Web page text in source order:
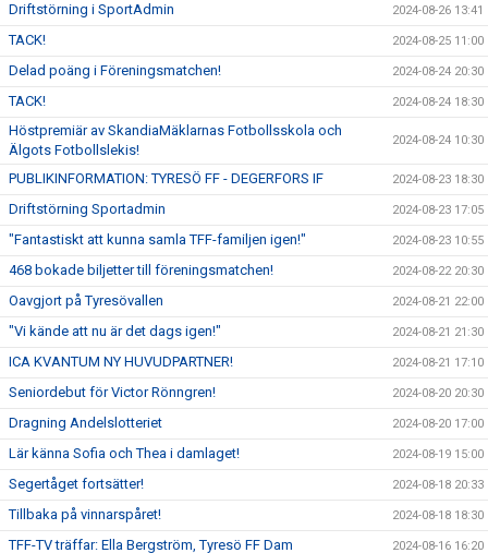
Driftstörning i SportAdmin 2024-08-26 13:41
TACK! 2024-08-25 11:00
Delad poäng i Föreningsmatchen! 2024-08-24 20:30
TACK! 2024-08-24 18:30
Höstpremiär av SkandiaMäklarnas Fotbollsskola och
Älgots Fotbollslekis!
2024-08-24 10:30
PUBLIKINFORMATION: TYRESÖ FF - DEGERFORS IF 2024-08-23 18:30
Driftstörning Sportadmin 2024-08-23 17:05
"Fantastiskt att kunna samla TFF-familjen igen!" 2024-08-23 10:55
468 bokade biljetter till föreningsmatchen! 2024-08-22 20:30
Oavgjort på Tyresövallen 2024-08-21 22:00
"Vi kände att nu är det dags igen!" 2024-08-21 21:30
ICA KVANTUM NY HUVUDPARTNER! 2024-08-21 17:10
Seniordebut för Victor Rönngren! 2024-08-20 20:30
Dragning Andelslotteriet 2024-08-20 17:00
Lär känna Sofia och Thea i damlaget! 2024-08-19 15:00
Segertåget fortsätter! 2024-08-18 20:33
Tillbaka på vinnarspåret! 2024-08-18 18:30
TFF-TV träffar: Ella Bergström, Tyresö FF Dam 2024-08-16 16:20